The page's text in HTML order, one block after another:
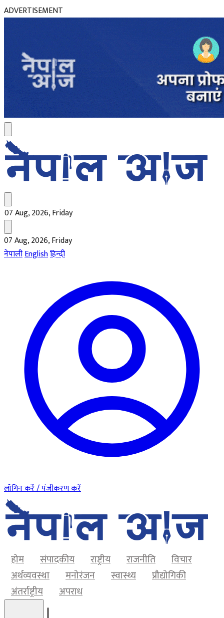
ADVERTISEMENT
07 Aug, 2026, Friday
07 Aug, 2026, Friday
नेपालीEnglishहिन्दी
लॉगिन करें / पंजीकरण करें
होम संपादकीय राष्ट्रीय राजनीति
विचार
अर्थव्यवस्था
मनोरंजन स्वास्थ्य
प्रौद्योगिकी
अंतर्राष्ट्रीय
अपराध